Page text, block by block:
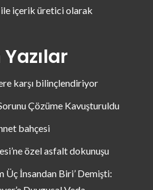
ile içerik üretici olarak
karşı bilinçlendiriyor
Çözüme Kavuşturuldu
bahçesi
özel asfalt dokunuşu
Üç İnsandan Biri’ Demişti: